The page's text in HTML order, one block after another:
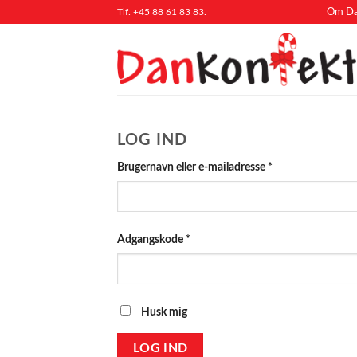
Tlf. +45 88 61 83 83. Om
LOG IND
Brugernavn eller e-mailadresse *
Adgangskode *
Husk mig
LOG IND